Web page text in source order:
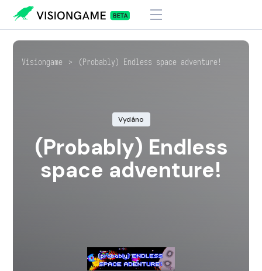
Visiongame > (Probably) Endless space adventure!
Vydáno
(Probably) Endless
space adventure!